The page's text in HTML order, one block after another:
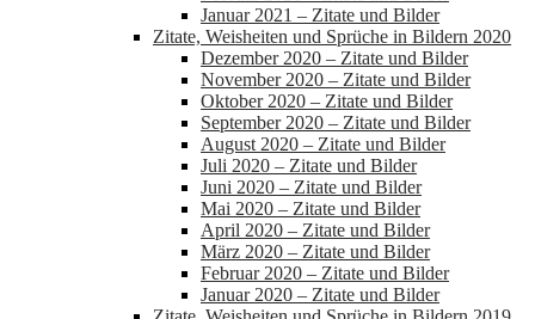
Januar 2021 – Zitate und Bilder
Zitate, Weisheiten und Sprüche in Bildern 2020
Dezember 2020 – Zitate und Bilder
November 2020 – Zitate und Bilder
Oktober 2020 – Zitate und Bilder
September 2020 – Zitate und Bilder
August 2020 – Zitate und Bilder
Juli 2020 – Zitate und Bilder
Juni 2020 – Zitate und Bilder
Mai 2020 – Zitate und Bilder
April 2020 – Zitate und Bilder
März 2020 – Zitate und Bilder
Februar 2020 – Zitate und Bilder
Januar 2020 – Zitate und Bilder